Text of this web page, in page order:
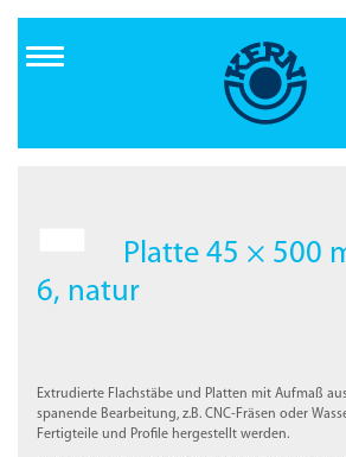
Inhalt
Platte 45 × 500
6, natur
Extrudierte Flachstäbe und Platten mit Aufmaß
spanende Bearbeitung, z.B. CNC-Fräsen oder
Fertigteile und Profile hergestellt werden.